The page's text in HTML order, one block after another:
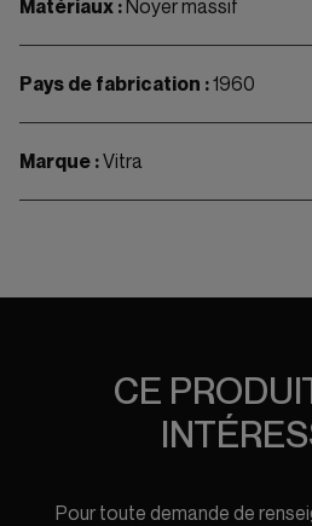
Matériaux : Noyer massif
Pays de fabrication :1960
Marque :Vitra
CE
Pour toute demande de